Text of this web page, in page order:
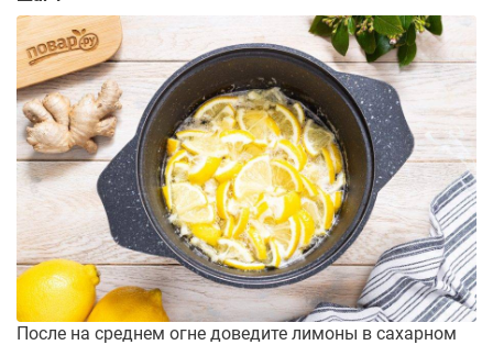
После на среднем огне доведите лимоны в сахарном